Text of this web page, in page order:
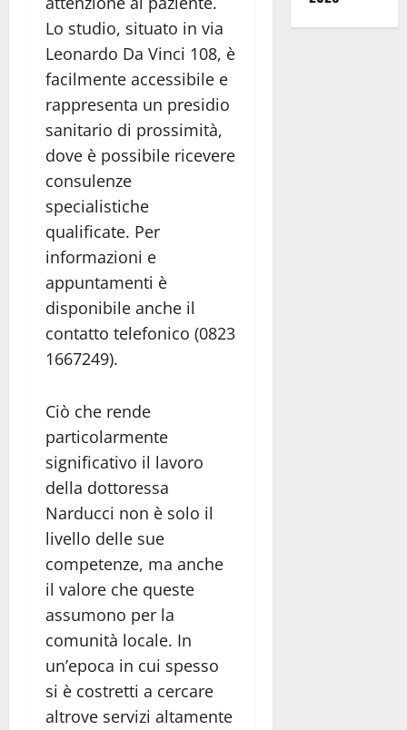
Lo studio, situato in via
Leonardo Da Vinci 108, è
facilmente accessibile e
rappresenta un presidio
sanitario di prossimità,
dove è possibile ricevere
consulenze
specialistiche
qualificate. Per
informazioni e
appuntamenti è
disponibile anche il
contatto telefonico (0823
1667249).
Ciò che rende
particolarmente
significativo il lavoro
della dottoressa
Narducci non è solo il
livello delle sue
competenze, ma anche
il valore che queste
assumono per la
comunità locale. In
un’epoca in cui spesso
si è costretti a cercare
altrove servizi altamente